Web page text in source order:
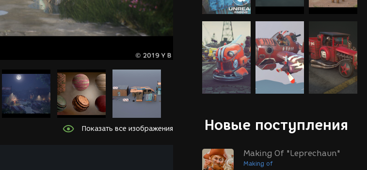
Новые поступления
Making Of "Leprechaun"
Making of
Показать все изображения